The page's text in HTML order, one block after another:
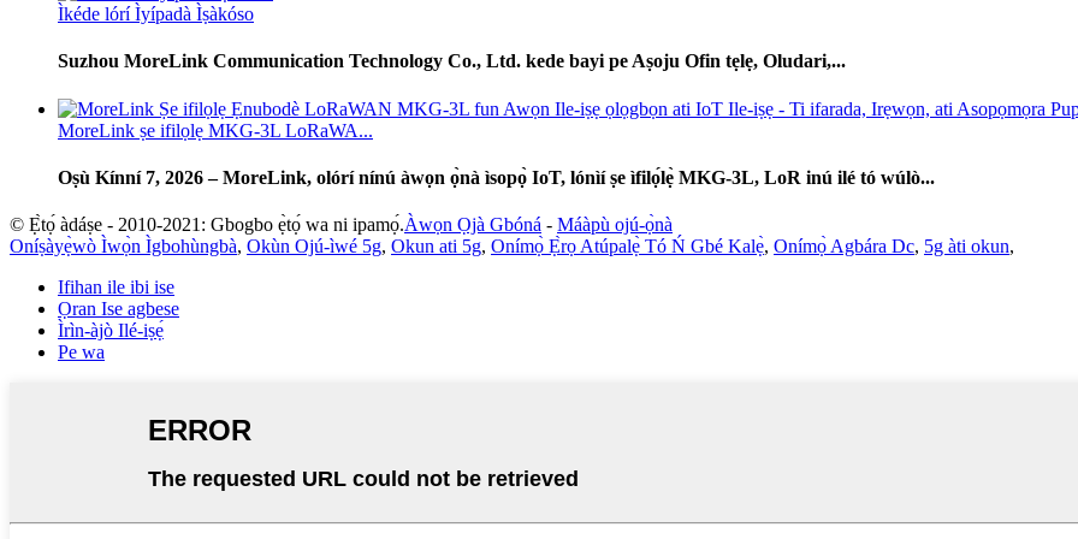
Ìkéde lórí Ìyípadà Ìṣàkóso
Suzhou MoreLink Communication Technology Co., Ltd. kede bayi pe Aṣoju Ofin tẹlẹ, Oludari,...
MoreLink ṣe ifilọlẹ MKG-3L LoRaWA...
Oṣù Kínní 7, 2026 – MoreLink, olórí nínú àwọn ọ̀nà ìsopọ̀ IoT, lónìí ṣe ìfilọ́lẹ̀ MKG-3L, LoR inú ilé tó wúlò...
© Ẹ̀tọ́ àdáṣe - 2010-2021: Gbogbo ẹ̀tọ́ wa ni ipamọ́.Àwọn Ọjà Gbóná - Máàpù ojú-ọ̀nà
Oníṣàyẹ̀wò Ìwọ̀n Ìgbohùngbà, Okùn Ojú-ìwé 5g, Okun ati 5g, Onímọ̀ Ẹ̀rọ Atúpalẹ̀ Tó Ń Gbé Kalẹ̀, Onímọ̀ Agbára Dc, 5g àti okun,
Ifihan ile ibi ise
Ọran Ise agbese
Ìrìn-àjò Ilé-iṣẹ́
Pe wa